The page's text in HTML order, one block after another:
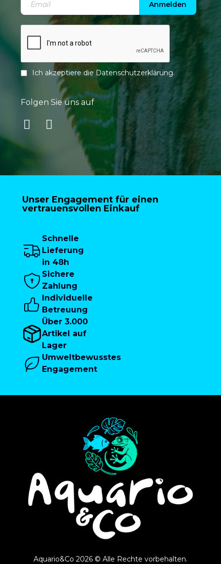
Anmelden
Ich akzeptiere dieDatenschutzerklärung.
Folgen Sie uns auf
Unser Engagement für einen
vertrauensvollen Einkauf
Schnelle
Lieferung
in 48h
Sichere
Zahlung
Individuelle
Betreuung
Über 3.000
Artikel auf
Lager
Umweltbewusstes
Engagement
Aquario&Co 2026 © Alle Rechte vorbehalten.